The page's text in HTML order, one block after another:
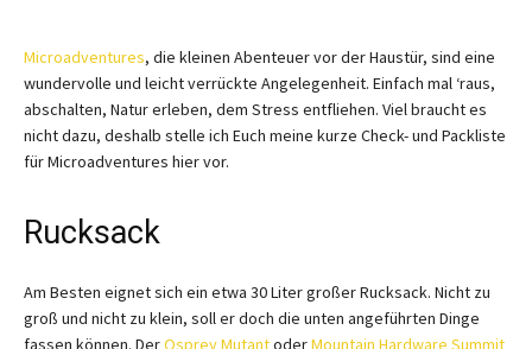
Microadventures, die kleinen Abenteuer vor der Haustür, sind eine
wundervolle und leicht verrückte Angelegenheit. Einfach mal ‘raus,
abschalten, Natur erleben, dem Stress entfliehen. Viel braucht es
nicht dazu, deshalb stelle ich Euch meine kurze Check- und Packliste
für Microadventures hier vor.
Rucksack
Am Besten eignet sich ein etwa 30 Liter großer Rucksack. Nicht zu
groß und nicht zu klein, soll er doch die unten angeführten Dinge
fassen können. DerOsprey MutantoderMountain Hardware Summit